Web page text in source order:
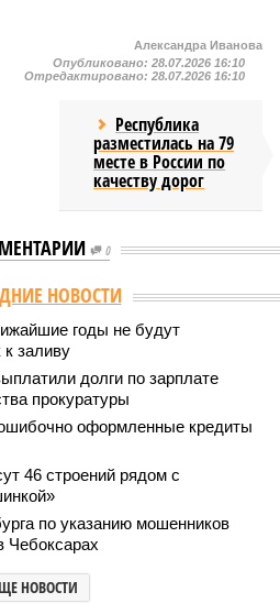
Александра Иванова
Опубликовано: 28.07.2026 16:10
Отредактировано: 28.07.2026 16:10
Республика
разместилась на 79
месте в России по
качеству дорог
0
учреждены удостоверения мастеров
мастеров спорта по
commons/Ilsurikat)